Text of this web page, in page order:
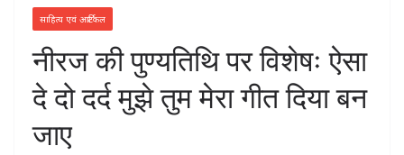
साहित्य एवं आर्टिकल
नीरज की पुण्यतिथि पर विशेषः ऐसा
दे दो दर्द मुझे तुम मेरा गीत दिया बन
जाए